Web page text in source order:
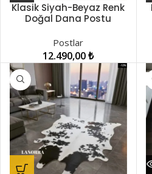
Klasik Siyah-Beyaz Renk
Doğal Dana Postu
LNRDP000020
Postlar
12.490,00₺